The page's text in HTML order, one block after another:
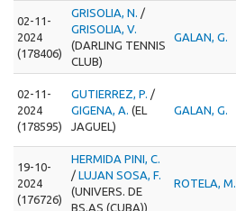
02-11-
2024
(178406)
GRISOLIA, N. /
GRISOLIA, V.
(DARLING TENNIS
CLUB)
GALAN, G.
02-11-
2024
(178595)
GUTIERREZ, P. /
GIGENA, A. (EL
JAGUEL)
GALAN, G.
19-10-
2024
(176726)
HERMIDA PINI, C.
/ LUJAN SOSA, F.
(UNIVERS. DE
BS.AS (CUBA))
ROTELA, M.